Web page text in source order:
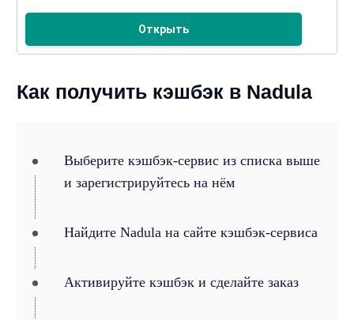
Открыть
Как получить кэшбэк в Nadula
Выберите кэшбэк-сервис из списка выше
и зарегистрируйтесь на нём
Найдите Nadula на сайте кэшбэк-сервиса
Активируйте кэшбэк и сделайте заказ